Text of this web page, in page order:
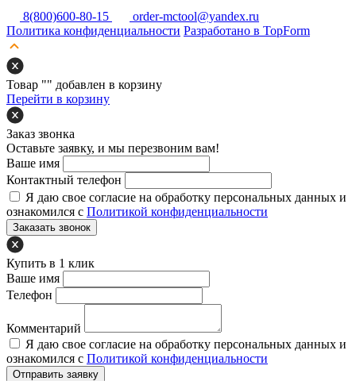
8(800)600-80-15
order-mctool@yandex.ru
Политика конфиденциальности Разработано в TopForm
Товар "" добавлен в корзину
Перейти в корзину
Заказ звонка
Оставьте заявку, и мы перезвоним вам!
Ваше имя
Контактный телефон
Я даю свое согласие на обработку персональных данных и
ознакомился с Политикой конфиденциальности
Заказать звонок
Купить в 1 клик
Ваше имя
Телефон
Комментарий
Я даю свое согласие на обработку персональных данных и
ознакомился с Политикой конфиденциальности
Отправить заявку